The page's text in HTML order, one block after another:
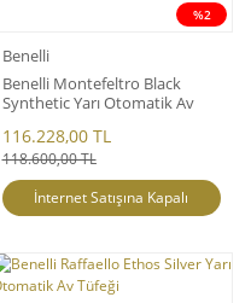
%2
Benelli
Benelli Montefeltro Black
Synthetic Yarı Otomatik Av
116.228,00 TL
118.600,00 TL
İnternet Satışına Kapalı